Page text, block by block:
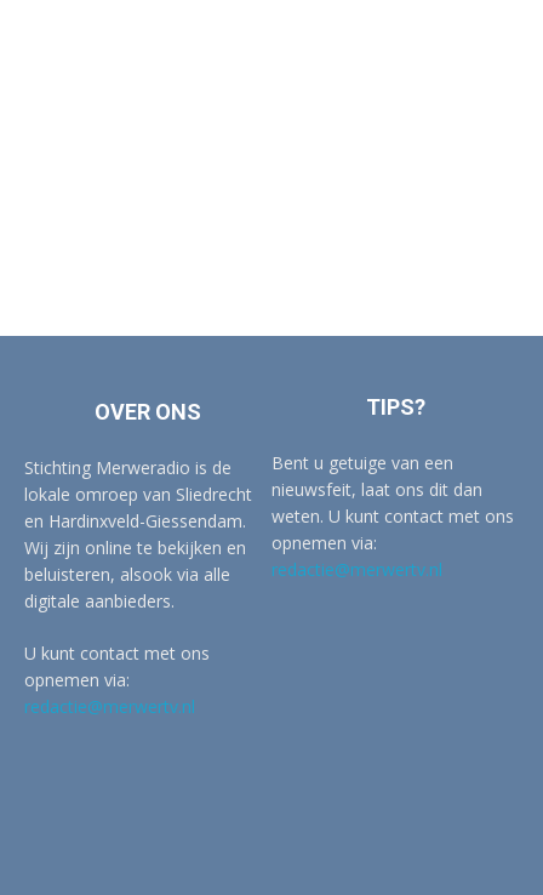
OVER ONS
Stichting Merweradio is de
lokale omroep van Sliedrecht
en Hardinxveld-Giessendam.
Wij zijn online te bekijken en
beluisteren, alsook via alle
digitale aanbieders.
U kunt contact met ons
opnemen via:
redactie@merwertv.nl
TIPS?
Bent u getuige van een
nieuwsfeit, laat ons dit dan
weten. U kunt contact met ons
opnemen via:
redactie@merwertv.nl